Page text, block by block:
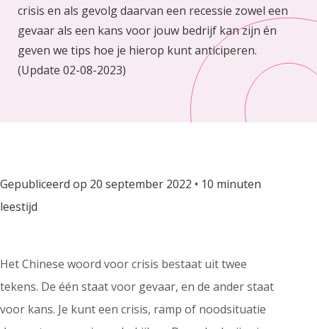
crisis en als gevolg daarvan een recessie zowel een
gevaar als een kans voor jouw bedrijf kan zijn én
geven we tips hoe je hierop kunt anticiperen.
(Update 02-08-2023)
Gepubliceerd op 20 september 2022 • 10 minuten
leestijd
Het Chinese woord voor crisis bestaat uit twee
tekens. De één staat voor gevaar, en de ander staat
voor kans. Je kunt een crisis, ramp of noodsituatie